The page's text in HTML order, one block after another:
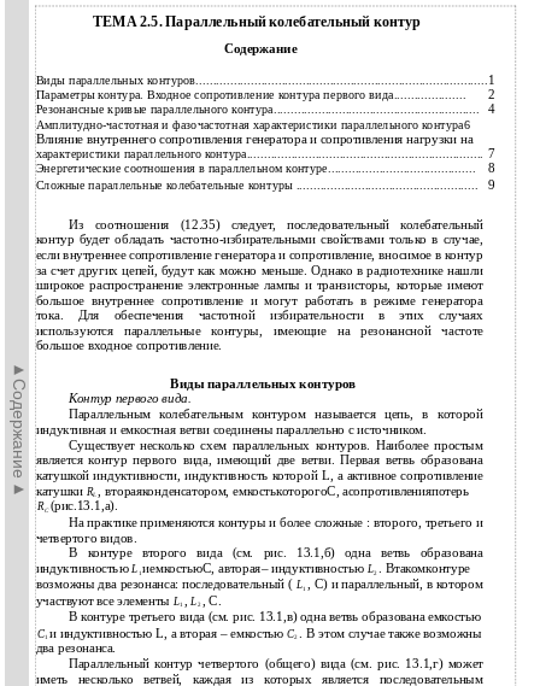
►Содержание►
ТЕМА 2.5. Параллельный колебательный контур
Содержание
Виды параллельных контуров.....................................................................................1
Параметры контура. Входное сопротивление контура первого вида..................... 2
Резонансные кривые параллельного контура............................................................ 4
Амплитудно-частотная и фазочастотная характеристики параллельного контура6
Влияние внутреннего сопротивления генератора и сопротивления нагрузки на
характеристики параллельного контура..................................................................... 7
Энергетические соотношения в параллельном контуре........................................... 8
Сложные параллельные колебательные контуры ..................................................... 9
Из соотношения (12.35) следует, последовательный колебательный
контур будет обладать частотно-избирательными свойствами только в случае,
если внутреннее сопротивление генератора и сопротивление, вносимое в контур
за счет других цепей, будут как можно меньше. Однако в радиотехнике нашли
широкое распространение электронные лампы и транзисторы, которые имеют
большое внутреннее сопротивление и могут работать в режиме генератора
тока. Для обеспечения частотной избирательности в этих случаях
используются параллельные контуры, имеющие на резонансной частоте
большое входное сопротивление.
Виды параллельных контуров
Контур первого вида.
Параллельным колебательным контуром называется цепь, в которой
индуктивная и емкостная ветви соединены параллельно с источником.
Существует несколько схем параллельных контуров. Наиболее простым
является контур первого вида, имеющий две ветви. Первая ветвь образована
катушкой индуктивности, индуктивность которой L, а активное сопротивление
катушки RL , втораяконденсатором, емкостькоторогоC, асопротивленияпотерь
RC(рис.13.1,а).
На практике применяются контуры и более сложные : второго, третьего и
четвертого видов.
В контуре второго вида (см. рис. 13.1,б) одна ветвь образована
индуктивностьюL1иемкостьюС, авторая– индуктивностью L2. Втакомконтуре
возможны два резонанса: последовательный ( L1 , С) и параллельный, в котором
участвуют все элементы L1 ,L2, C.
В контуре третьего вида (см. рис. 13.1,в) одна ветвь образована емкостью
С1 и индуктивностью L, а вторая – емкостьюС2
. В этом случае также возможны
два резонанса.
Параллельный контур четвертого (общего) вида (см. рис. 13.1,г) может
иметь несколько ветвей, каждая из которых является последовательным